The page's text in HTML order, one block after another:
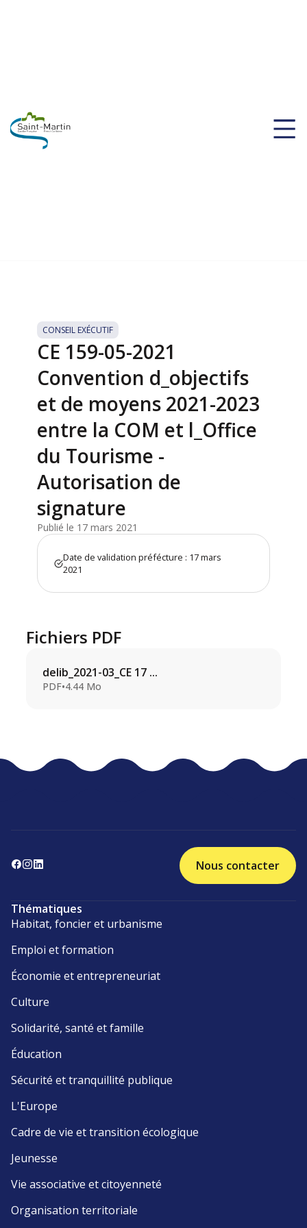
CONSEIL EXÉCUTIF
CE 159-05-2021
Convention d_objectifs
et de moyens 2021-2023
entre la COM et l_Office
du Tourisme -
Autorisation de
signature
Publié le 17 mars 2021
Date de validation préfécture : 17 mars
2021
Fichiers PDF
delib_2021-03_CE 17 ...
PDF•4.44 Mo
Nous contacter
Thématiques
Habitat, foncier et urbanisme
Emploi et formation
Économie et entrepreneuriat
Culture
Solidarité, santé et famille
Éducation
Sécurité et tranquillité publique
L'Europe
Cadre de vie et transition écologique
Jeunesse
Vie associative et citoyenneté
Organisation territoriale